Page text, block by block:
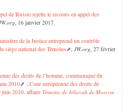
de Russie rejette le recours en appel des
, 16 janvier 2017.
de la Justice entreprend un contrôle
siège national des Témoins
JW.org , 27 février
des droits de l’homme, communiqué du
2010
; Cour européenne des droits de
juin 2010, affaire Témoins de Jéhovah de Moscou